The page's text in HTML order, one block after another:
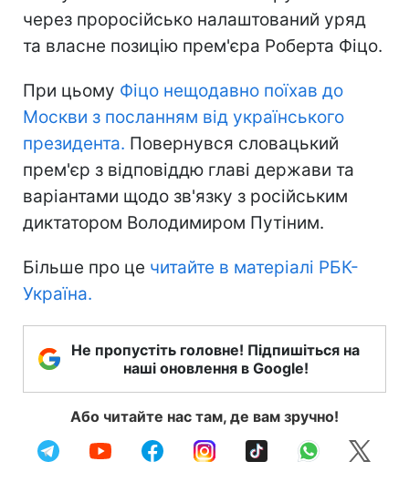
через проросійсько налаштований уряд
та власне позицію прем'єра Роберта Фіцо.
При цьому Фіцо нещодавно поїхав до
Москви з посланням від українського
президента. Повернувся словацький
прем'єр з відповіддю главі держави та
варіантами щодо зв'язку з російським
диктатором Володимиром Путіним.
Більше про це читайте в матеріалі РБК-
Україна.
Не пропустіть головне! Підпишіться на
наші оновлення в Google!
Або читайте нас там, де вам зручно!